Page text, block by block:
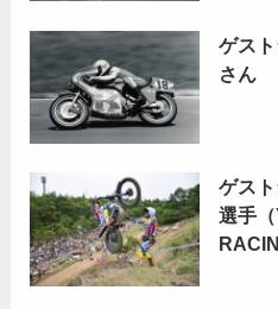
ゲス
さん
ゲス
選手